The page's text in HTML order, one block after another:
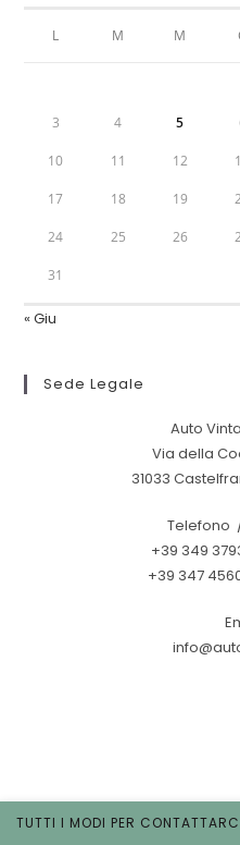
L M M
3 4 5
10 11 12
17 18 19
24 25 26
31
« Giu
Sede Legale
Auto
Via della
31033
Telefono
+39 349
+39 347
TUTTI I MODI PER